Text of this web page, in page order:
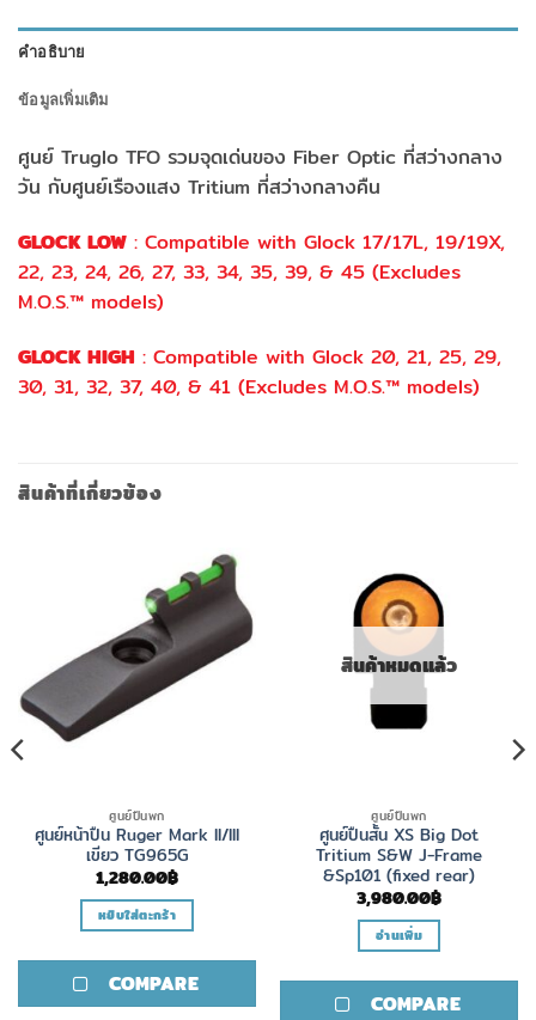
คำอธิบาย
ข้อมูลเพิ่มเติม
ศูนย์ Truglo TFO รวมจุดเด่นของ Fiber Optic ที่สว่างกลาง
วัน กับศูนย์เรืองแสง Tritium ที่สว่างกลางคืน
GLOCK LOW : Compatible with Glock 17/17L, 19/19X,
22, 23, 24, 26, 27, 33, 34, 35, 39, & 45 (Excludes
M.O.S.™ models)
GLOCK HIGH : Compatible with Glock 20, 21, 25, 29,
30, 31, 32, 37, 40, & 41 (Excludes M.O.S.™ models)
สินค้าที่เกี่ยวข้อง
ศูนย์ปืนพก
ศูนย์หน้าปืน Ruger Mark II/III
เขียว TG965G
1,280.00฿
หยิบใส่ตะกร้า
COMPARE
สินค้าหมดแล้ว
ศูนย์ปืนพก
ศูนย์ปืนสั้น XS Big Dot
Tritium S&W J-Frame
&Sp101 (fixed rear)
3,980.00฿
อ่านเพิ่ม
COMPARE